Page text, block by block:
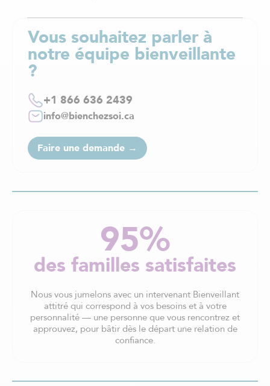
Vous souhaitez parler à
notre équipe bienveillante
?
+1 866 636 2439
info@bienchezsoi.ca
Faire une demande →
95%
des familles satisfaites
Nous vous jumelons avec un intervenant Bienveillant
attitré qui correspond à vos besoins et à votre
personnalité — une personne que vous rencontrez et
approuvez, pour bâtir dès le départ une relation de
confiance.